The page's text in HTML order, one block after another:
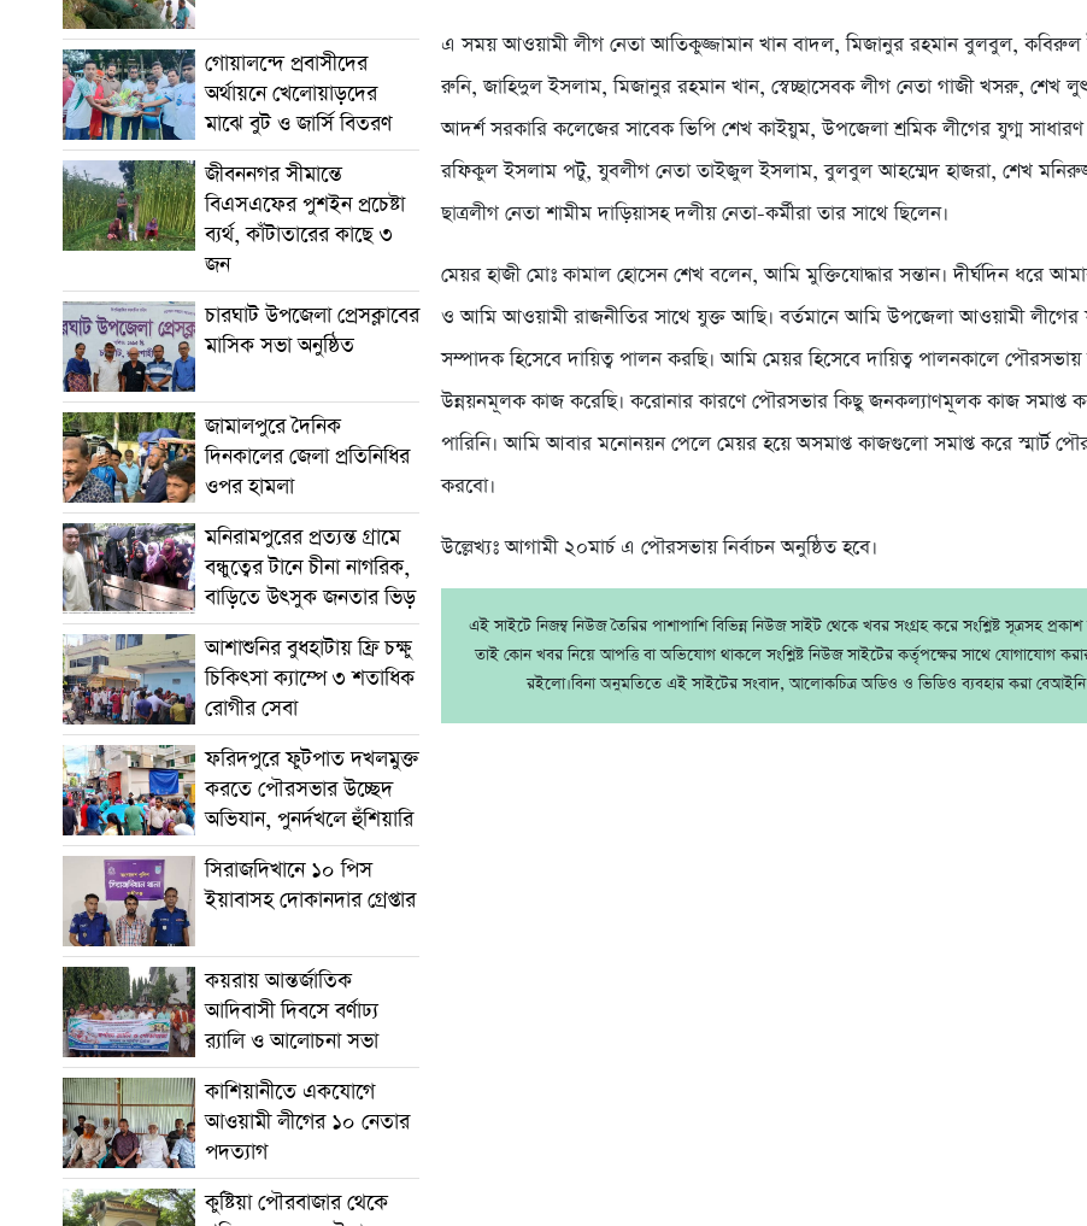
গোয়ালন্দে প্রবাসীদের
অর্থায়নে খেলোয়াড়দের
মাঝে বুট ও জার্সি বিতরণ
জীবননগর সীমান্তে
বিএসএফের পুশইন প্রচেষ্টা
ব্যর্থ, কাঁটাতারের কাছে ৩
জন
চারঘাট উপজেলা প্রেসক্লাবের
মাসিক সভা অনুষ্ঠিত
জামালপুরে দৈনিক
দিনকালের জেলা প্রতিনিধির
ওপর হামলা
মনিরামপুরের প্রত্যন্ত গ্রামে
বন্ধুত্বের টানে চীনা নাগরিক,
বাড়িতে উৎসুক জনতার ভিড়
আশাশুনির বুধহাটায় ফ্রি চক্ষু
চিকিৎসা ক্যাম্পে ৩ শতাধিক
রোগীর সেবা
ফরিদপুরে ফুটপাত দখলমুক্ত
করতে পৌরসভার উচ্ছেদ
অভিযান, পুনর্দখলে হুঁশিয়ারি
সিরাজদিখানে ১০ পিস
ইয়াবাসহ দোকানদার গ্রেপ্তার
কয়রায় আন্তর্জাতিক
আদিবাসী দিবসে বর্ণাঢ্য
র‍্যালি ও আলোচনা সভা
কাশিয়ানীতে একযোগে
আওয়ামী লীগের ১০ নেতার
পদত্যাগ
কুষ্টিয়া পৌরবাজার থেকে
এ সময় আওয়ামী লীগ নেতা আতিকুজ্জামান খান বাদল, মিজানুর রহমান বুলবুল,
রুনি, জাহিদুল ইসলাম, মিজানুর রহমান খান, স্বেচ্ছাসেবক লীগ নেতা গাজী খসরু, শেখ
আদর্শ সরকারি কলেজের সাবেক ভিপি শেখ কাইয়ুম, উপজেলা শ্রমিক লীগের যুগ্ম
রফিকুল ইসলাম পটু, যুবলীগ নেতা তাইজুল ইসলাম, বুলবুল আহম্মেদ হাজরা, শেখ
ছাত্রলীগ নেতা শামীম দাড়িয়াসহ দলীয় নেতা-কর্মীরা তার সাথে ছিলেন।
মেয়র হাজী মোঃ কামাল হোসেন শেখ বলেন, আমি মুক্তিযোদ্ধার সন্তান। দীর্ঘদিন ধরে
ও আমি আওয়ামী রাজনীতির সাথে যুক্ত আছি। বর্তমানে আমি উপজেলা আওয়ামী লীগের
সম্পাদক হিসেবে দায়িত্ব পালন করছি। আমি মেয়র হিসেবে দায়িত্ব পালনকালে
উন্নয়নমূলক কাজ করেছি। করোনার কারণে পৌরসভার কিছু জনকল্যাণমূলক কাজ সমাপ্ত
পারিনি। আমি আবার মনোনয়ন পেলে মেয়র হয়ে অসমাপ্ত কাজগুলো সমাপ্ত করে স্মার্ট
করবো।
উল্লেখ্যঃ আগামী ২০মার্চ এ পৌরসভায় নির্বাচন অনুষ্ঠিত হবে।
এই সাইটে নিজম্ব নিউজ তৈরির পাশাপাশি বিভিন্ন নিউজ সাইট থেকে খবর সংগ্রহ করে সংশ্লিষ্ট সূত্রসহ
তাই কোন খবর নিয়ে আপত্তি বা অভিযোগ থাকলে সংশ্লিষ্ট নিউজ সাইটের কর্তৃপক্ষের সাথে যোগাযোগ
রইলো।বিনা অনুমতিতে এই সাইটের সংবাদ, আলোকচিত্র অডিও ও ভিডিও ব্যবহার করা